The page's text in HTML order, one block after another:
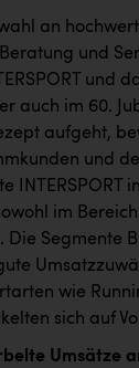
an
und
und
auch im 60.
aufgeht,
und
INTERSPORT
im
Die Segmente
wie
sich auf
Umsätze